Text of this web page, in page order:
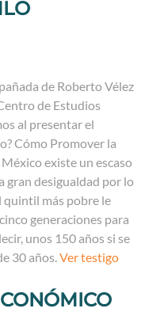
de Roberto Vélez
de Estudios
al presentar el
Cómo Promover la
existe un escaso
gran desigualdad por lo
quintil más pobre le
generaciones para
unos 150 años si se
30 años.Ver testigo